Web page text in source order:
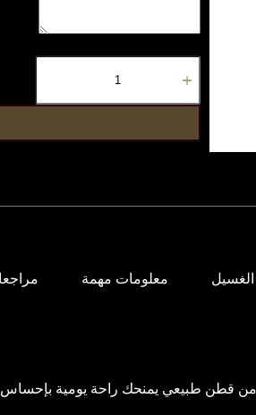
الغسيل معلومات مهمة
من قطن طبيعي يمنحك راحة يومية